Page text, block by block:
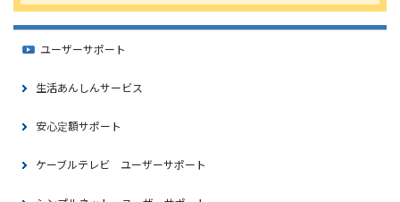
ユーザーサポート
生活あんしんサービス
安心定額サポート
ケーブルテレビ ユーザーサポート